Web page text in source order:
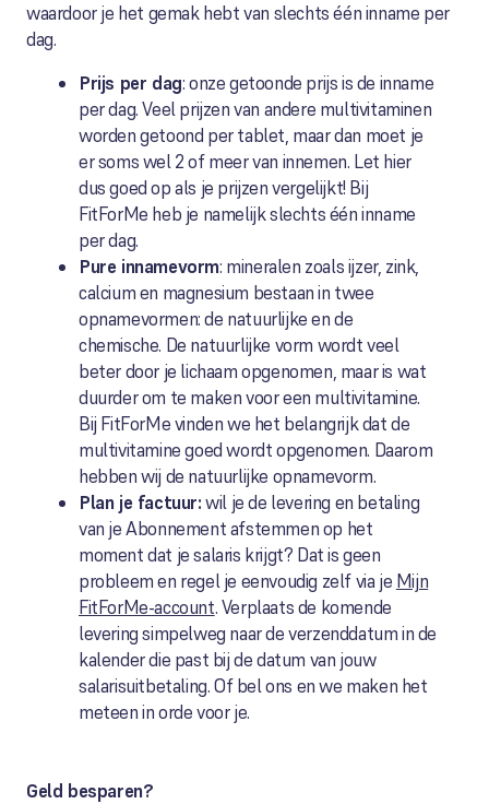
waardoor je het gemak hebt van slechts één inname per
dag.
Prijs per dag: onze getoonde prijs is de inname
per dag. Veel prijzen van andere multivitaminen
worden getoond per tablet, maar dan moet je
er soms wel 2 of meer van innemen. Let hier
dus goed op als je prijzen vergelijkt! Bij
FitForMe heb je namelijk slechts één inname
per dag.
Pure innamevorm: mineralen zoals ijzer, zink,
calcium en magnesium bestaan in twee
opnamevormen: de natuurlijke en de
chemische. De natuurlijke vorm wordt veel
beter door je lichaam opgenomen, maar is wat
duurder om te maken voor een multivitamine.
Bij FitForMe vinden we het belangrijk dat de
multivitamine goed wordt opgenomen. Daarom
hebben wij de natuurlijke opnamevorm.
Plan je factuur:wil je de levering en betaling
van je Abonnement afstemmen op het
moment dat je salaris krijgt? Dat is geen
probleem en regel je eenvoudig zelf via je Mijn
FitForMe-account. Verplaats de komende
levering simpelweg naar de verzenddatum in de
kalender die past bij de datum van jouw
salarisuitbetaling. Of bel ons en we maken het
meteen in orde voor je.
Geld besparen?